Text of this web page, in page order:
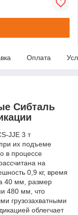
Оплата
Сибталь
JJE 3 т
их подъеме
в процессе
на
0,9 кг, время
40 мм, размер
480 мм, что
грузозахватными
облегчает